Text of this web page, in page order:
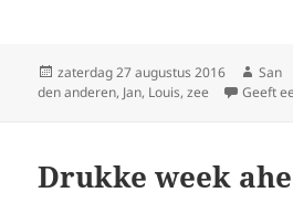
Geplaatst
op
zaterdag 27 augustus 2016 San
den anderen, Jan, Louis,zee Geeft
Drukke week